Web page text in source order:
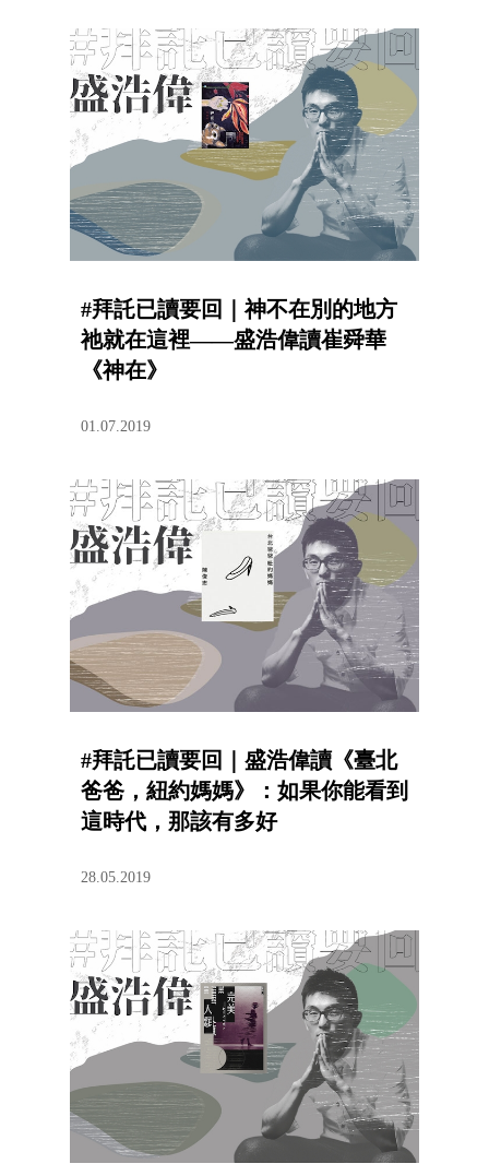
#拜託已讀要回｜神不在別的地方
祂就在這裡——盛浩偉讀崔舜華
《神在》
01.07.2019
#拜託已讀要回｜盛浩偉讀《臺北
爸爸，紐約媽媽》：如果你能看到
這時代，那該有多好
28.05.2019